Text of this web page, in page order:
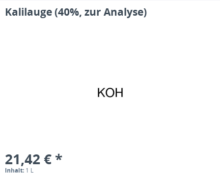
Kalilauge (40%, zur Analyse)
21,42 € *
Inhalt: 1 L